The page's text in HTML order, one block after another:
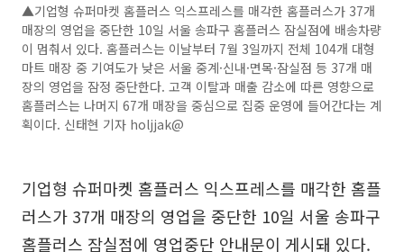
▲기업형 슈퍼마켓 홈플러스 익스프레스를 매각한 홈플러스가 37개
매장의 영업을 중단한 10일 서울 송파구 홈플러스 잠실점에 배송차량
이 멈춰서 있다. 홈플러스는 이날부터 7월 3일까지 전체 104개 대형
마트 매장 중 기여도가 낮은 서울 중계·신내·면목·잠실점 등 37개 매
장의 영업을 잠정 중단한다. 고객 이탈과 매출 감소에 따른 영향으로
홈플러스는 나머지 67개 매장을 중심으로 집중 운영에 들어간다는 계
획이다. 신태현 기자 holjjak@
기업형 슈퍼마켓 홈플러스 익스프레스를 매각한 홈플
러스가 37개 매장의 영업을 중단한 10일 서울 송파구
홈플러스 잠실점에 영업중단 안내문이 게시돼 있다.